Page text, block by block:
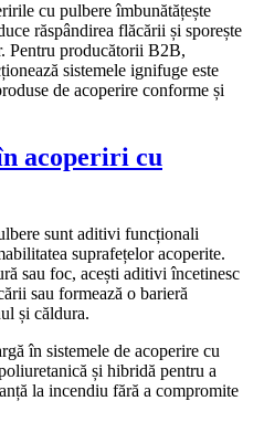
cu pulbere îmbunătățește
răspândirea flăcării și sporește
Pentru producătorii B2B,
sistemele ignifuge este
de acoperire conforme și
acoperiri cu
sunt aditivi funcționali
suprafețelor acoperite.
sau foc, acești aditivi încetinesc
sau formează o barieră
și căldura.
în sistemele de acoperire cu
și hibridă pentru a
la incendiu fără a compromite